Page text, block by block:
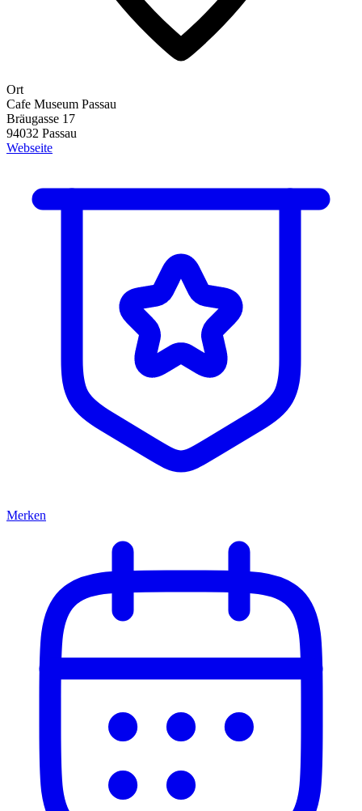
Ort
Cafe Museum Passau
Bräugasse 17
94032 Passau
Webseite
Merken